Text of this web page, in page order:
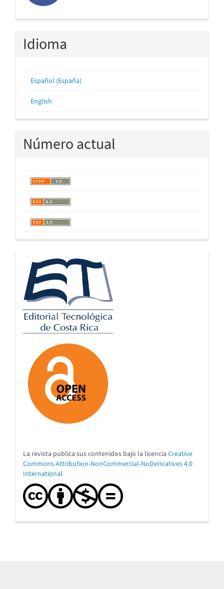
Idioma
Español (España)
English
Número actual
logos
La revista publica sus contenidos bajo la licencia Creative
Commons Attribution-NonCommercial-NoDerivatives 4.0
International